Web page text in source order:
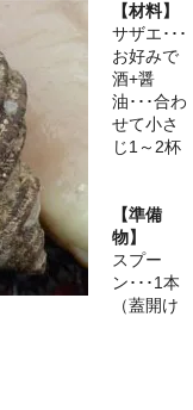
【材料】
サザエ･･･
お好みで
酒+醤
油･･･合わ
せて小さ
じ1～2杯
【準備
物】
スプー
ン･･･1本
（蓋開け